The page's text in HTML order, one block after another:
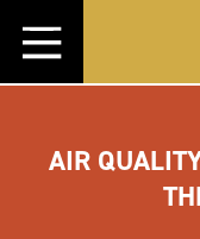
跳转至内容
AIR